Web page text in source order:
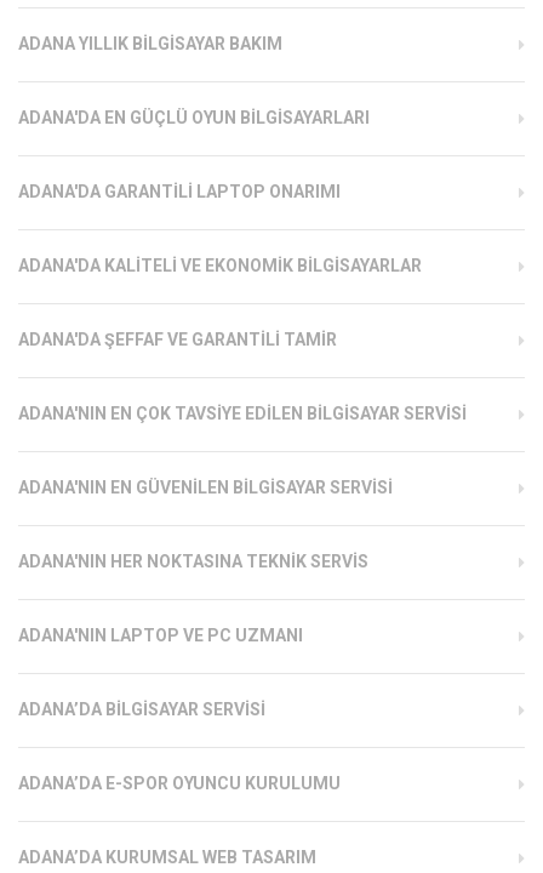
ADANA YILLIK BILGISAYAR BAKIM
ADANA'DA EN GÜÇLÜ OYUN BILGISAYARLARI
ADANA'DA GARANTILI LAPTOP ONARIMI
ADANA'DA KALITELI VE EKONOMIK BILGISAYARLAR
ADANA'DA ŞEFFAF VE GARANTILI TAMIR
ADANA'NIN EN ÇOK TAVSIYE EDILEN BILGISAYAR SERVISI
ADANA'NIN EN GÜVENILEN BILGISAYAR SERVISI
ADANA'NIN HER NOKTASINA TEKNIK SERVIS
ADANA'NIN LAPTOP VE PC UZMANI
ADANA’DA BILGISAYAR SERVISI
ADANA’DA E-SPOR OYUNCU KURULUMU
ADANA’DA KURUMSAL WEB TASARIM